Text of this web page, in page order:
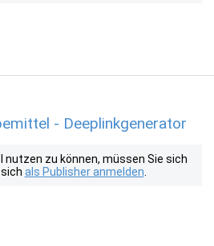
- Deeplinkgenerator
nutzen zu können, müssen Sie sich
als Publisher anmelden